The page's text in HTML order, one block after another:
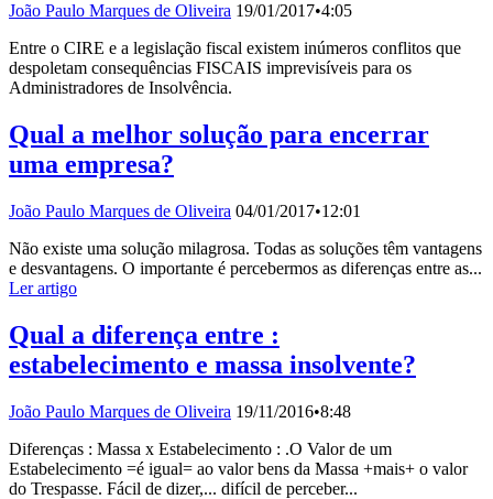
João Paulo Marques de Oliveira 19/01/2017•4:05
Entre o CIRE e a legislação fiscal existem inúmeros conflitos que
despoletam consequências FISCAIS imprevisíveis para os
Administradores de Insolvência.
Qual a melhor solução para encerrar
uma empresa?
João Paulo Marques de Oliveira 04/01/2017•12:01
Não existe uma solução milagrosa. Todas as soluções têm vantagens
e desvantagens. O importante é percebermos as diferenças entre as...
Ler artigo
Qual a diferença entre :
estabelecimento e massa insolvente?
João Paulo Marques de Oliveira 19/11/2016•8:48
Diferenças : Massa x Estabelecimento : .O Valor de um
Estabelecimento =é igual= ao valor bens da Massa +mais+ o valor
do Trespasse. Fácil de dizer,... difícil de perceber...